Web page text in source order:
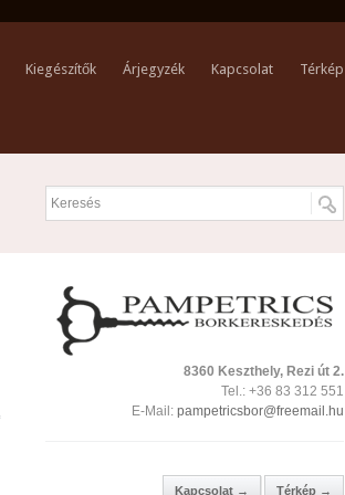
Kiegészítők Árjegyzék Kapcsolat Térkép
8360 Keszthely, Rezi út 2.
Tel.: +36 83 312 551
E-Mail: pampetricsbor@freemail.hu
Kapcsolat → Térkép →